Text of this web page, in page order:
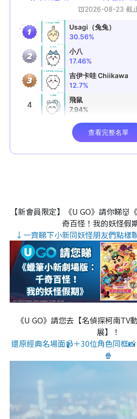
【新會員限定】《U GO》請你睇👹
奇百怪！我的妖怪假
↓一齊睇下小新同妖怪朋友們點樣
《U GO》請您去【名偵探柯南TV
展】！
還原經典名場面📹＋30位角色同框
🍿